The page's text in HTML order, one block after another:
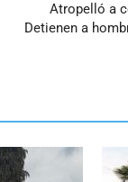
Atropelló a
Detienen a